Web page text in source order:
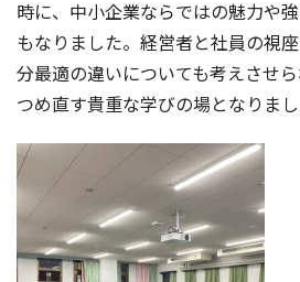
時に、中小企業ならではの魅力や
もなりました。経営者と社員の視
分最適の違いについても考えさせ
つめ直す貴重な学びの場となりまし